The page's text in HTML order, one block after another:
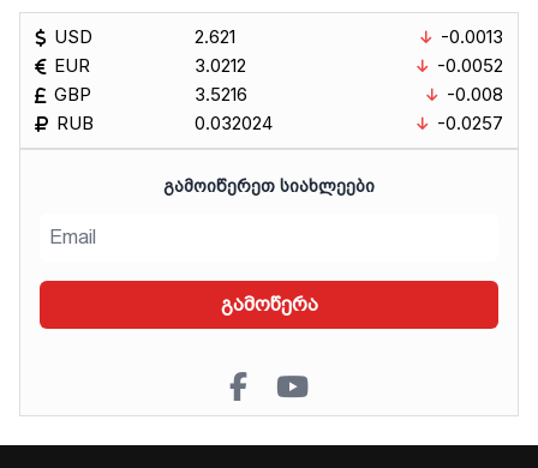
USD
EUR
GBP
RUB
2.621
3.0212
3.5216
0.032024
-0.0013
-0.0052
-0.008
-0.0257
ᲒᲐᲛᲝᲘᲬᲔᲠᲔᲗ ᲡᲘᲐᲮᲚᲔᲔᲑᲘ
გამოწერა